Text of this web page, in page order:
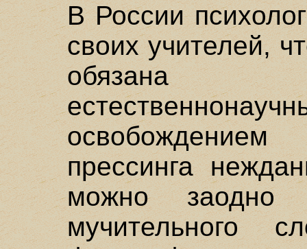
В России
своих учителей,
обязана
освобождением
прессинга
можно заодно
мучительного